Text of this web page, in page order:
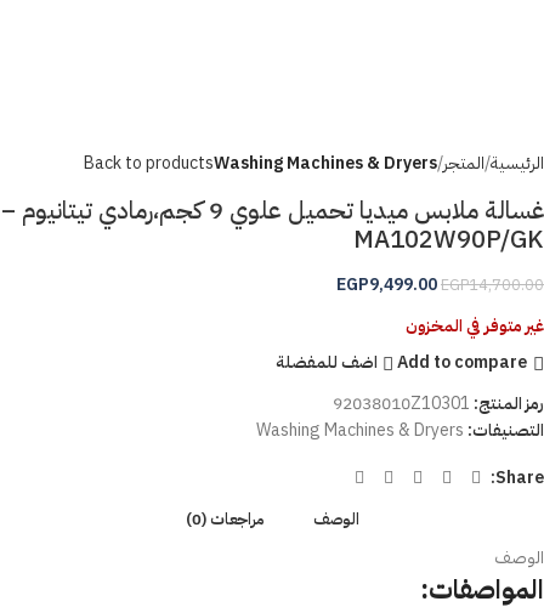
الرئيسية المتجر Washing Machines & Dryers
Back to products
غسالة ملابس ميديا تحميل علوي 9 كجم،رمادي تيتانيوم –
MA102W90P/GK
EGP14,700.00
EGP9,499.00
غير متوفر في المخزون
Add to compare
اضف للمفضلة
رمز المنتج: 92038010Z10301
التصنيفات: Washing Machines & Dryers
Share:
الوصف مراجعات (0)
الوصف
المواصفات: